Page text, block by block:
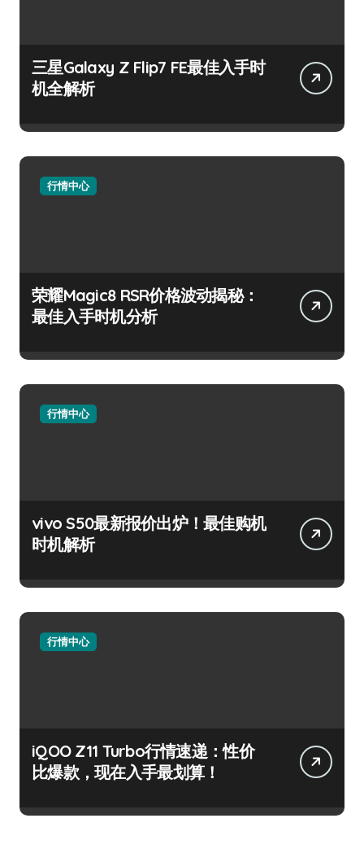
三星Galaxy Z Flip7 FE最佳入手时
机全解析
行情中心
荣耀Magic8 RSR价格波动揭秘：
最佳入手时机分析
行情中心
vivo S50最新报价出炉！最佳购机
时机解析
行情中心
iQOO Z11 Turbo行情速递：性价
比爆款，现在入手最划算！